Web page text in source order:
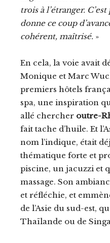
trois à l’étranger.
donne ce coup
cohérent, maîtrisé. »
En cela, la voie avait
Monique et Marc
premiers hôtels
spa, une inspiration
allé chercher outre-
fait tache d’huile. Et
nom l’indique, était
thématique forte et
piscine, un jacuzzi et
massage. Son
et réfléchie, et
de l’Asie du sud-est,
Thaïlande ou de